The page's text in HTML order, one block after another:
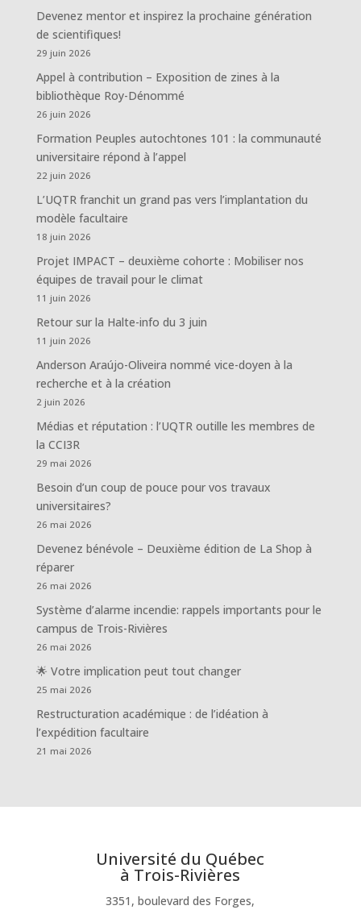
Devenez mentor et inspirez la prochaine génération
de scientifiques!
29 juin 2026
Appel à contribution – Exposition de zines à la
bibliothèque Roy-Dénommé
26 juin 2026
Formation Peuples autochtones 101 : la communauté
universitaire répond à l’appel
22 juin 2026
L’UQTR franchit un grand pas vers l’implantation du
modèle facultaire
18 juin 2026
Projet IMPACT – deuxième cohorte : Mobiliser nos
équipes de travail pour le climat
11 juin 2026
Retour sur la Halte-info du 3 juin
11 juin 2026
Anderson Araújo-Oliveira nommé vice-doyen à la
recherche et à la création
2 juin 2026
Médias et réputation : l’UQTR outille les membres de
la CCI3R
29 mai 2026
Besoin d’un coup de pouce pour vos travaux
universitaires?
26 mai 2026
Devenez bénévole – Deuxième édition de La Shop à
réparer
26 mai 2026
Système d’alarme incendie: rappels importants pour le
campus de Trois-Rivières
26 mai 2026
🌟 Votre implication peut tout changer
25 mai 2026
Restructuration académique : de l’idéation à
l’expédition facultaire
21 mai 2026
Université du Québec
à Trois-Rivières
3351, boulevard des Forges,